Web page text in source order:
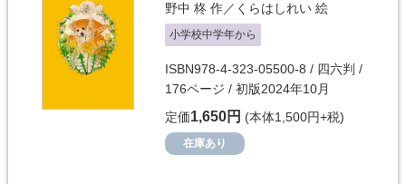
野中 柊 作／ くらはしれい 絵
小学校中学年から
ISBN978-4-323-05500-8 / 四六判 /
176ページ / 初版2024年10月
定価1,650円 (本体1,500円+税)
在庫あり